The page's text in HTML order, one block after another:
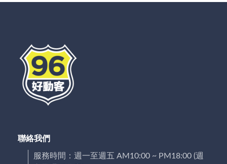
聯絡我們
服務時間：週一至週五 AM10:00 ~ PM18:00 (週